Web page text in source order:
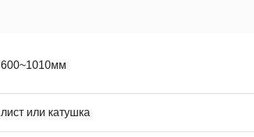
600~1010мм
лист или катушка